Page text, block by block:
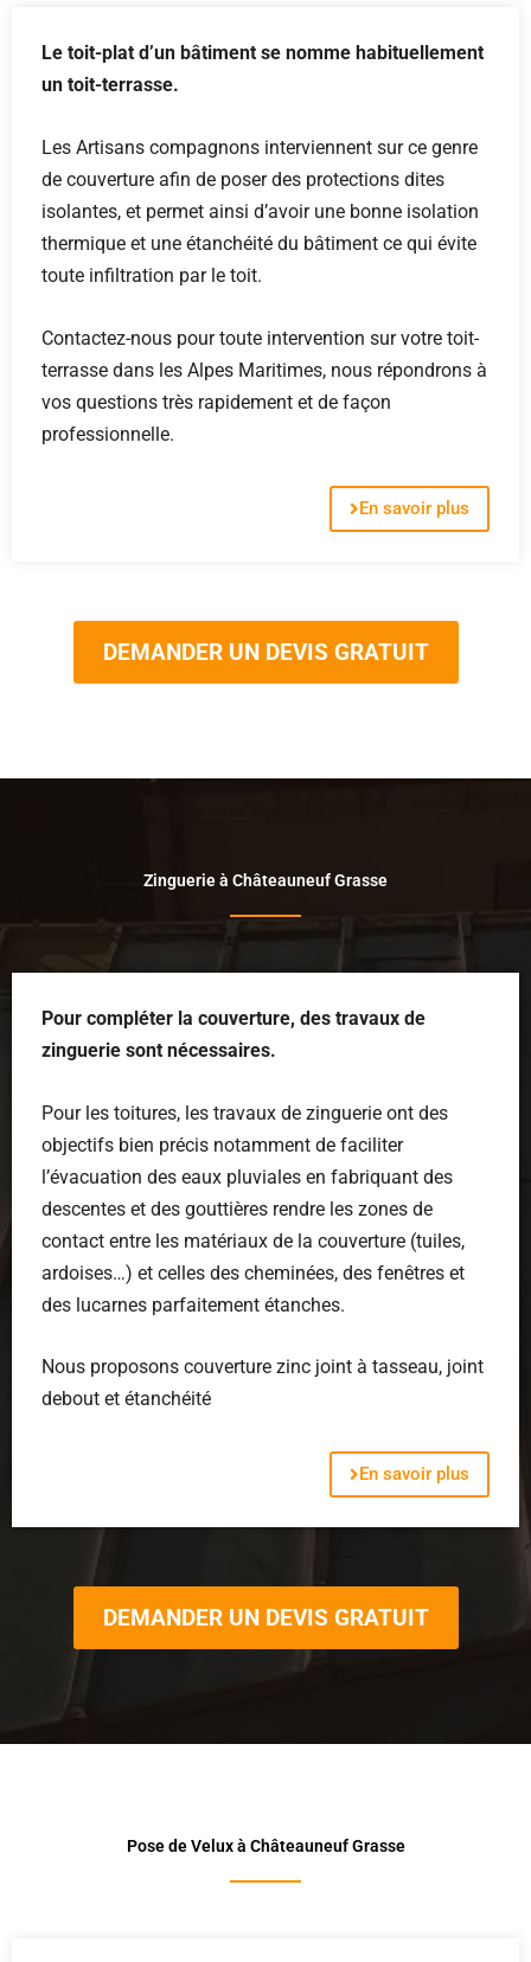
Le toit-plat d’un bâtiment se nomme habituellement
un toit-terrasse.
Les Artisans compagnons interviennent sur ce genre
de couverture afin de poser des protections dites
isolantes, et permet ainsi d’avoir une bonne isolation
thermique et une étanchéité du bâtiment ce qui évite
toute infiltration par le toit.
Contactez-nous pour toute intervention sur votre toit-
terrasse dans les Alpes Maritimes, nous répondrons à
vos questions très rapidement et de façon
professionnelle.
En savoir plus
DEMANDER UN DEVIS GRATUIT
Zinguerie à Châteauneuf Grasse
Pour compléter la couverture, des travaux de
zinguerie sont nécessaires.
Pour les toitures, les travaux de zinguerie ont des
objectifs bien précis notamment de faciliter
l’évacuation des eaux pluviales en fabriquant des
descentes et des gouttières rendre les zones de
contact entre les matériaux de la couverture (tuiles,
ardoises…) et celles des cheminées, des fenêtres et
des lucarnes parfaitement étanches.
Nous proposons couverture zinc joint à tasseau, joint
debout et étanchéité
En savoir plus
DEMANDER UN DEVIS GRATUIT
Pose de Velux à Châteauneuf Grasse